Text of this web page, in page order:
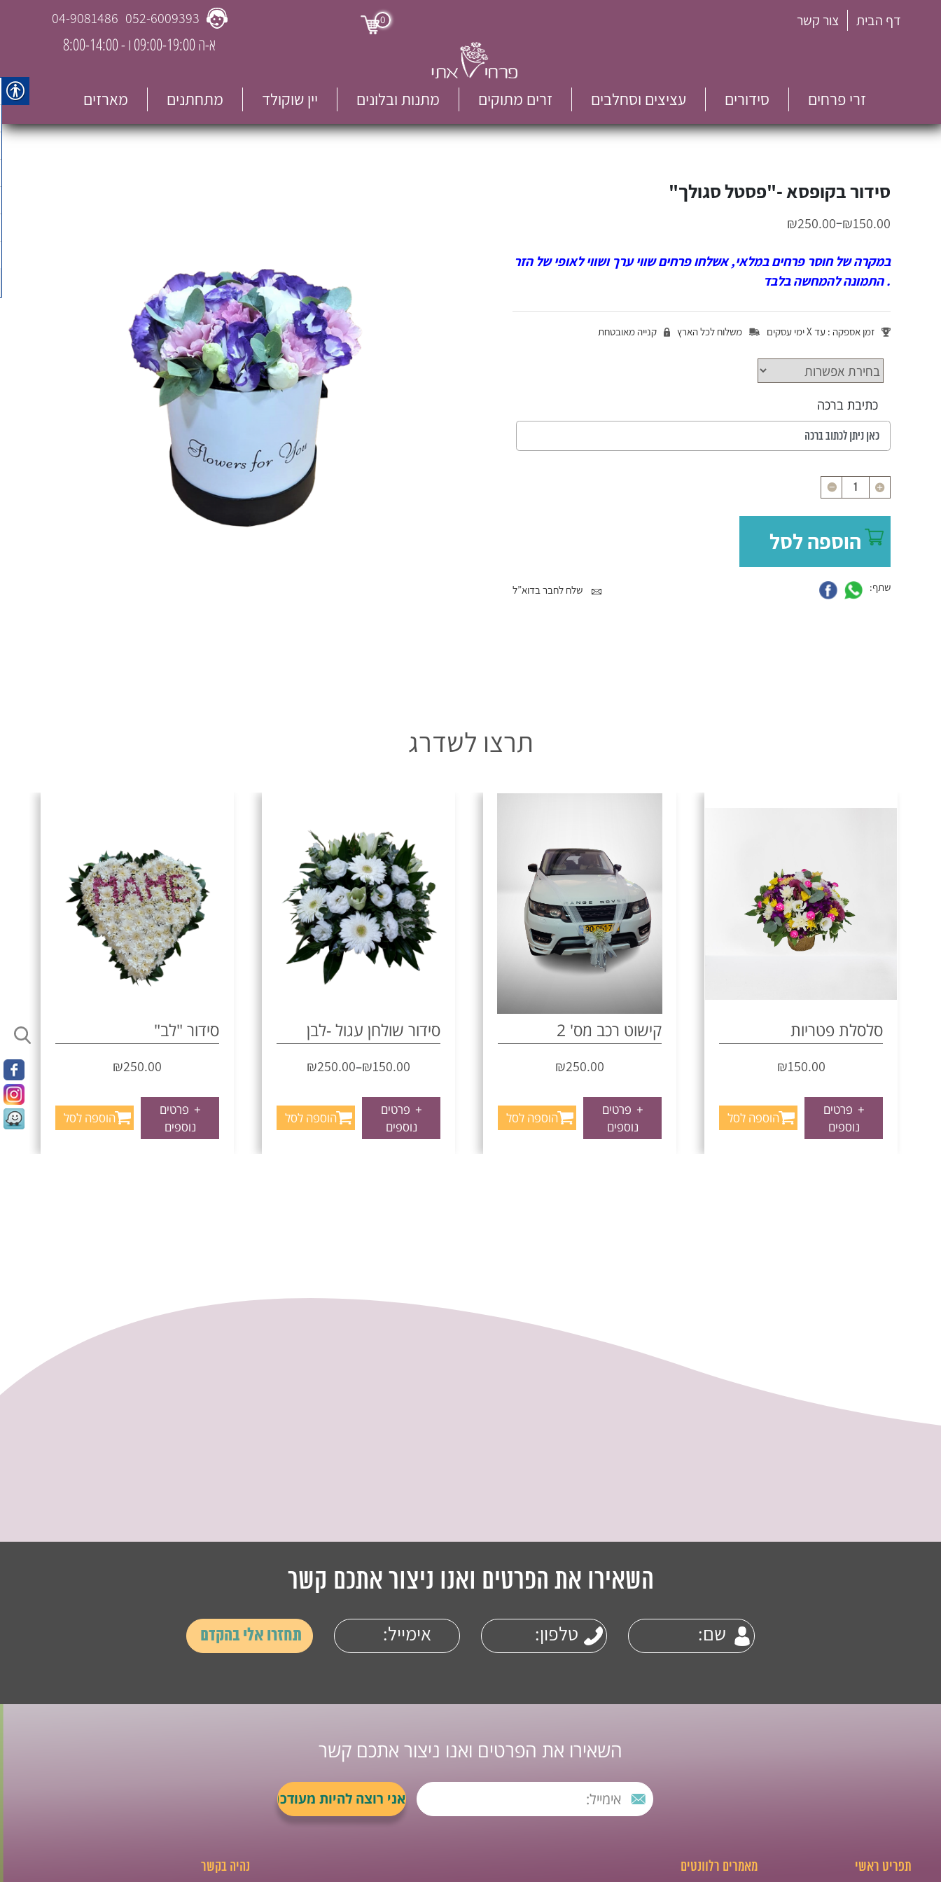
דף הבית צור קשר 0
052-6009393
04-9081486
א-ה 09:00-19:00 ו - 8:00-14:00
זרי פרחים סידורים עציצים וסחלבים זרים מתוקים מתנות ובלונים יין שוקולד מתחתנים מארזים
סידור בקופסא -"פסטל סגולך"
₪150.00
–
₪250.00
במקרה של חוסר פרחים במלאי, אשלחו פרחים שווי ערך ושווי לאופי של הזר
. התמונה להמחשה בלבד
זמן אספקה : עד X ימי עסקים משלוח לכל הארץ קנייה מאובטחת
כתיבת ברכה
כמות
הוספה לסל
שתף: שלח לחבר בדוא”ל
תרצו לשדרג
סלסלת פטריות
₪150.00
+ פרטים
נוספים
הוספה לסל
קישוט רכב מס' 2
₪250.00
+ פרטים
נוספים
הוספה לסל
סידור שולחן עגול -לבן
₪150.00
–
₪250.00
+ פרטים
נוספים
הוספה לסל
סידור "לב"
₪250.00
+ פרטים
נוספים
הוספה לסל
השאירו את הפרטים ואנו ניצור אתכם קשר
השאירו את הפרטים ואנו ניצור אתכם קשר
תפריט ראשי מאמרים רלוונטים נהיה בקשר